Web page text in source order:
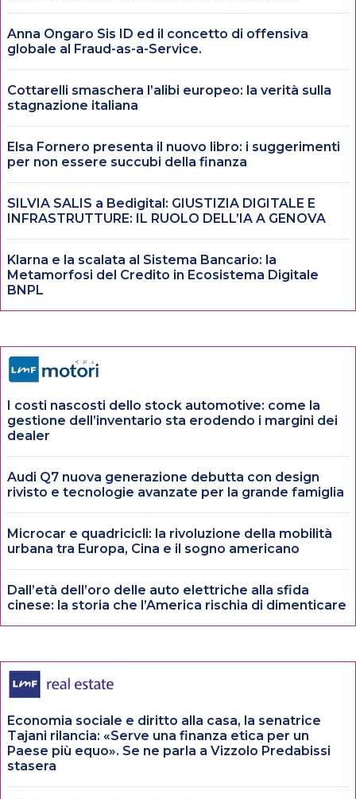
Anna Ongaro Sis ID ed il concetto di offensiva
globale al Fraud-as-a-Service.
Cottarelli smaschera l’alibi europeo: la verità sulla
stagnazione italiana
Elsa Fornero presenta il nuovo libro: i suggerimenti
per non essere succubi della finanza
SILVIA SALIS a Bedigital: GIUSTIZIA DIGITALE E
INFRASTRUTTURE: IL RUOLO DELL’IA A GENOVA
Klarna e la scalata al Sistema Bancario: la
Metamorfosi del Credito in Ecosistema Digitale
BNPL
I costi nascosti dello stock automotive: come la
gestione dell’inventario sta erodendo i margini dei
dealer
Audi Q7 nuova generazione debutta con design
rivisto e tecnologie avanzate per la grande famiglia
Microcar e quadricicli: la rivoluzione della mobilità
urbana tra Europa, Cina e il sogno americano
Dall’età dell’oro delle auto elettriche alla sfida
cinese: la storia che l’America rischia di dimenticare
Economia sociale e diritto alla casa, la senatrice
Tajani rilancia: «Serve una finanza etica per un
Paese più equo». Se ne parla a Vizzolo Predabissi
stasera